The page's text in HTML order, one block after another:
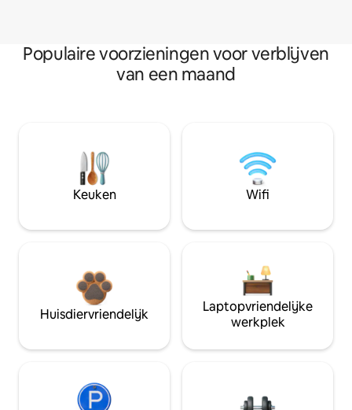
Populaire voorzieningen voor verblijven
van een maand
Keuken Wifi
Huisdiervriendelijk
Laptopvriendelijke
werkplek